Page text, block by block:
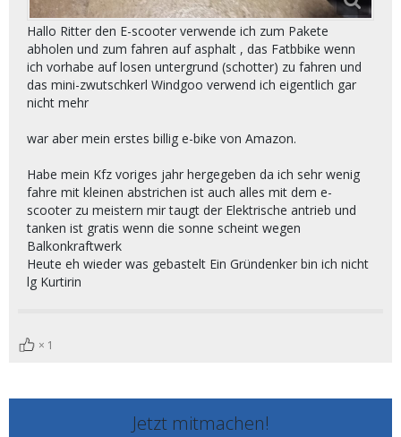
Hallo Ritter den E-scooter verwende ich zum Pakete
abholen und zum fahren auf asphalt , das Fatbbike wenn
ich vorhabe auf losen untergrund (schotter) zu fahren und
das mini-zwutschkerl Windgoo verwend ich eigentlich gar
nicht mehr
war aber mein erstes billig e-bike von Amazon.
Habe mein Kfz voriges jahr hergegeben da ich sehr wenig
fahre mit kleinen abstrichen ist auch alles mit dem e-
scooter zu meistern mir taugt der Elektrische antrieb und
tanken ist gratis wenn die sonne scheint wegen
Balkonkraftwerk
Heute eh wieder was gebastelt Ein Gründenker bin ich nicht
lg Kurtirin
1
Jetzt mitmachen!